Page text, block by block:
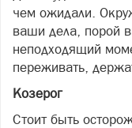
чем ожидали.
ваши дела, порой
неподходящий
переживать,
Козерог
Стоит быть